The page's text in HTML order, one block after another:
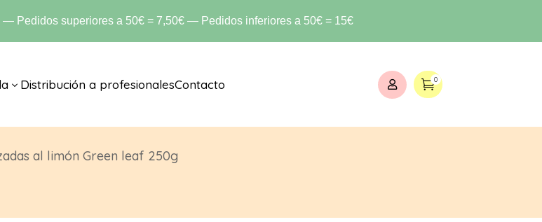
— Pedidos superiores a 50€ = 7,50€ — Pedidos inferiores a 50€ = 15€
3 Distribución a profesionalesContacto  0
al limón Green leaf 250g